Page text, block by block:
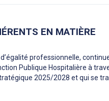
EN MATIÈRE
professionnelle,
Publique Hospitalière à
2025/2028 et qui se